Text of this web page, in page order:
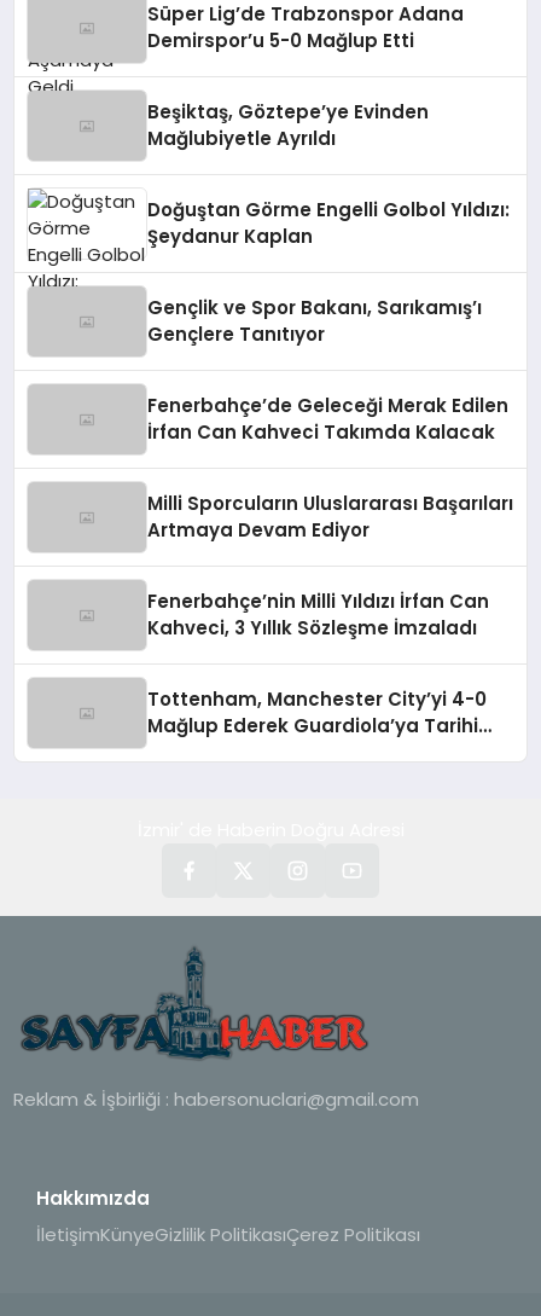
Süper Lig’de Trabzonspor Adana
Demirspor’u 5-0 Mağlup Etti
Beşiktaş, Göztepe’ye Evinden
Mağlubiyetle Ayrıldı
Doğuştan Görme Engelli Golbol Yıldızı:
Şeydanur Kaplan
Gençlik ve Spor Bakanı, Sarıkamış’ı
Gençlere Tanıtıyor
Fenerbahçe’de Geleceği Merak Edilen
İrfan Can Kahveci Takımda Kalacak
Milli Sporcuların Uluslararası Başarıları
Artmaya Devam Ediyor
Fenerbahçe’nin Milli Yıldızı İrfan Can
Kahveci, 3 Yıllık Sözleşme İmzaladı
Tottenham, Manchester City’yi 4-0
Mağlup Ederek Guardiola’ya Tarihi
Reklam & İşbirliği : habersonuclari@gmail.com
Hakkımızda
İletişimKünyeGizlilik PolitikasıÇerez Politikası